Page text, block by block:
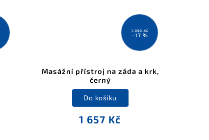
1 999 Kč
–17 %
Masážní přístroj na záda a krk,
černý
1 657 Kč
Do košíku